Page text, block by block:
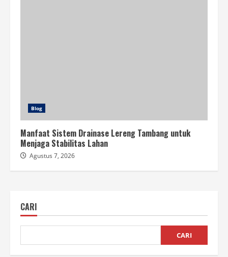
Blog
Manfaat Sistem Drainase Lereng Tambang untuk
Menjaga Stabilitas Lahan
Agustus 7, 2026
CARI
CARI